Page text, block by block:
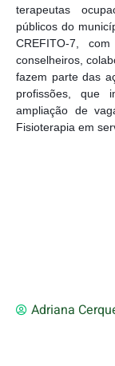
terapeutas
públicos do
CREFITO-7,
conselheiros,
fazem parte das
profissões, que
ampliação de
Fisioterapia em
Adriana